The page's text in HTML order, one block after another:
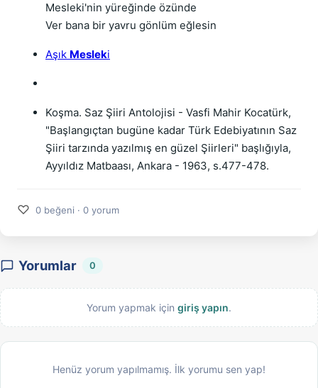
Mesleki'nin yüreğinde özünde
Ver bana bir yavru gönlüm eğlesin
Aşık Mesleki
Koşma. Saz Şiiri Antolojisi - Vasfi Mahir Kocatürk,
"Başlangıçtan bugüne kadar Türk Edebiyatının Saz
Şiiri tarzında yazılmış en güzel Şiirleri" başlığıyla,
Ayyıldız Matbaası, Ankara - 1963, s.477-478.
♡ 0 beğeni · 0 yorum
Yorumlar 0
Yorum yapmak için giriş yapın.
Henüz yorum yapılmamış. İlk yorumu sen yap!